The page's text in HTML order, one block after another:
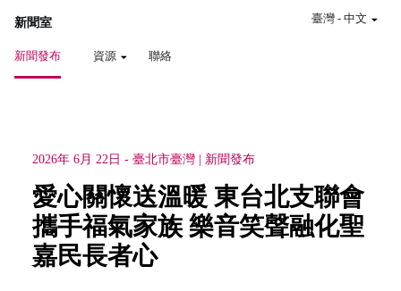
新聞室
新聞發布 資源 聯絡
臺灣-中文
2026年 6月 22日 - 臺北市臺灣 新聞發布
愛心關懷送溫暖 東台北支聯會
攜手福氣家族 樂音笑聲融化聖
嘉民長者心